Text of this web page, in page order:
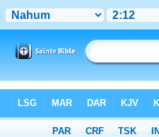
Chapitre 2> Verset 12